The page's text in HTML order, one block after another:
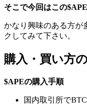
そこで今回はこの
かなり興味のある方が
クしてみて下さい。
購入・買い方
$APEの購入手順
国内取引所で